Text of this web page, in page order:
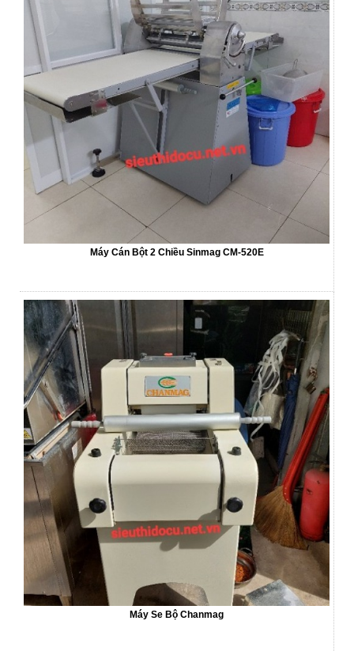
Máy Cán Bột 2 Chiều Sinmag CM-520E
Máy Se Bộ Chanmag